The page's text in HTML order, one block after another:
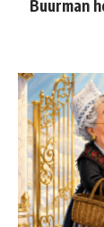
Buurman